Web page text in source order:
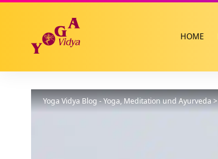
HOME
Yoga Vidya Blog - Yoga, Meditation und Ayurveda